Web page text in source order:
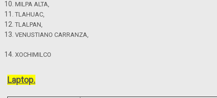
MILPA ALTA,
TLAHUAC,
TLALPAN,
VENUSTIANO CARRANZA,
XOCHIMILCO
Laptop.